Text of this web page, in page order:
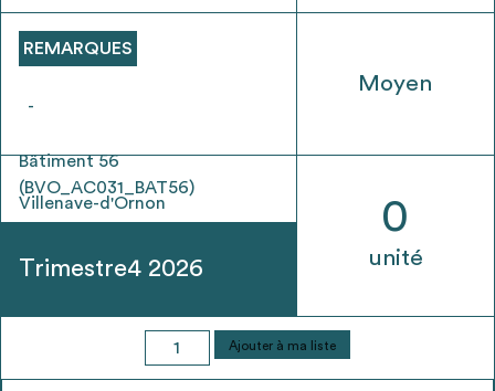
REMARQUES
-
Bâtiment 56
(BVO_AC031_BAT56)
Villenave-d'Ornon
Trimestre4 2026
Moyen
0
unité
quantité
de
Ajouter à ma liste